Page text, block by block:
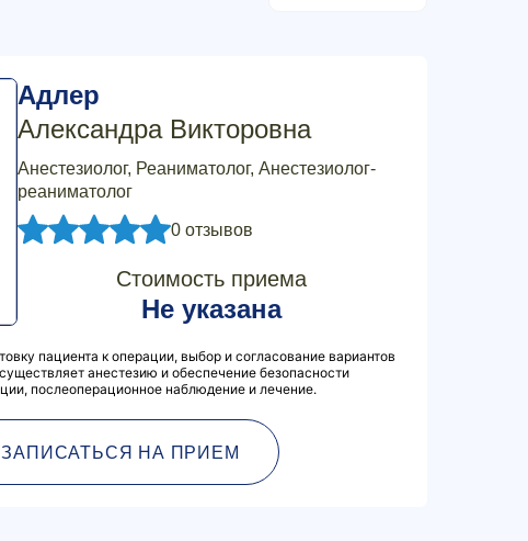
Адлер
Александра Викторовна
Анестезиолог, Реаниматолог, Анестезиолог-
реаниматолог
0 отзывов
Стоимость приема
Не указана
пациента к операции, выбор и согласование вариантов
анестезию и обеспечение безопасности
послеоперационное наблюдение и лечение.
ЗАПИСАТЬСЯ НА ПРИЕМ